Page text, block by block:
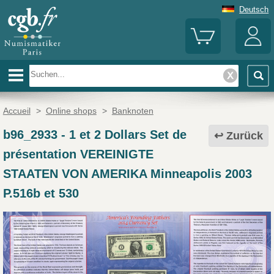
Deutsch
Accueil > Online shops > Banknoten
Zurück
b96_2933- 1 et 2 Dollars Set de
présentation VEREINIGTE
STAATEN VON AMERIKA Minneapolis 2003
P.516b et 530